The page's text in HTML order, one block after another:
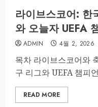
라이브스코어: 한
와 오늘자 UEFA
ADMIN 4월 2, 2026
목차 라이브스코어와
구 리그와 UEFA 챔피
READ MORE